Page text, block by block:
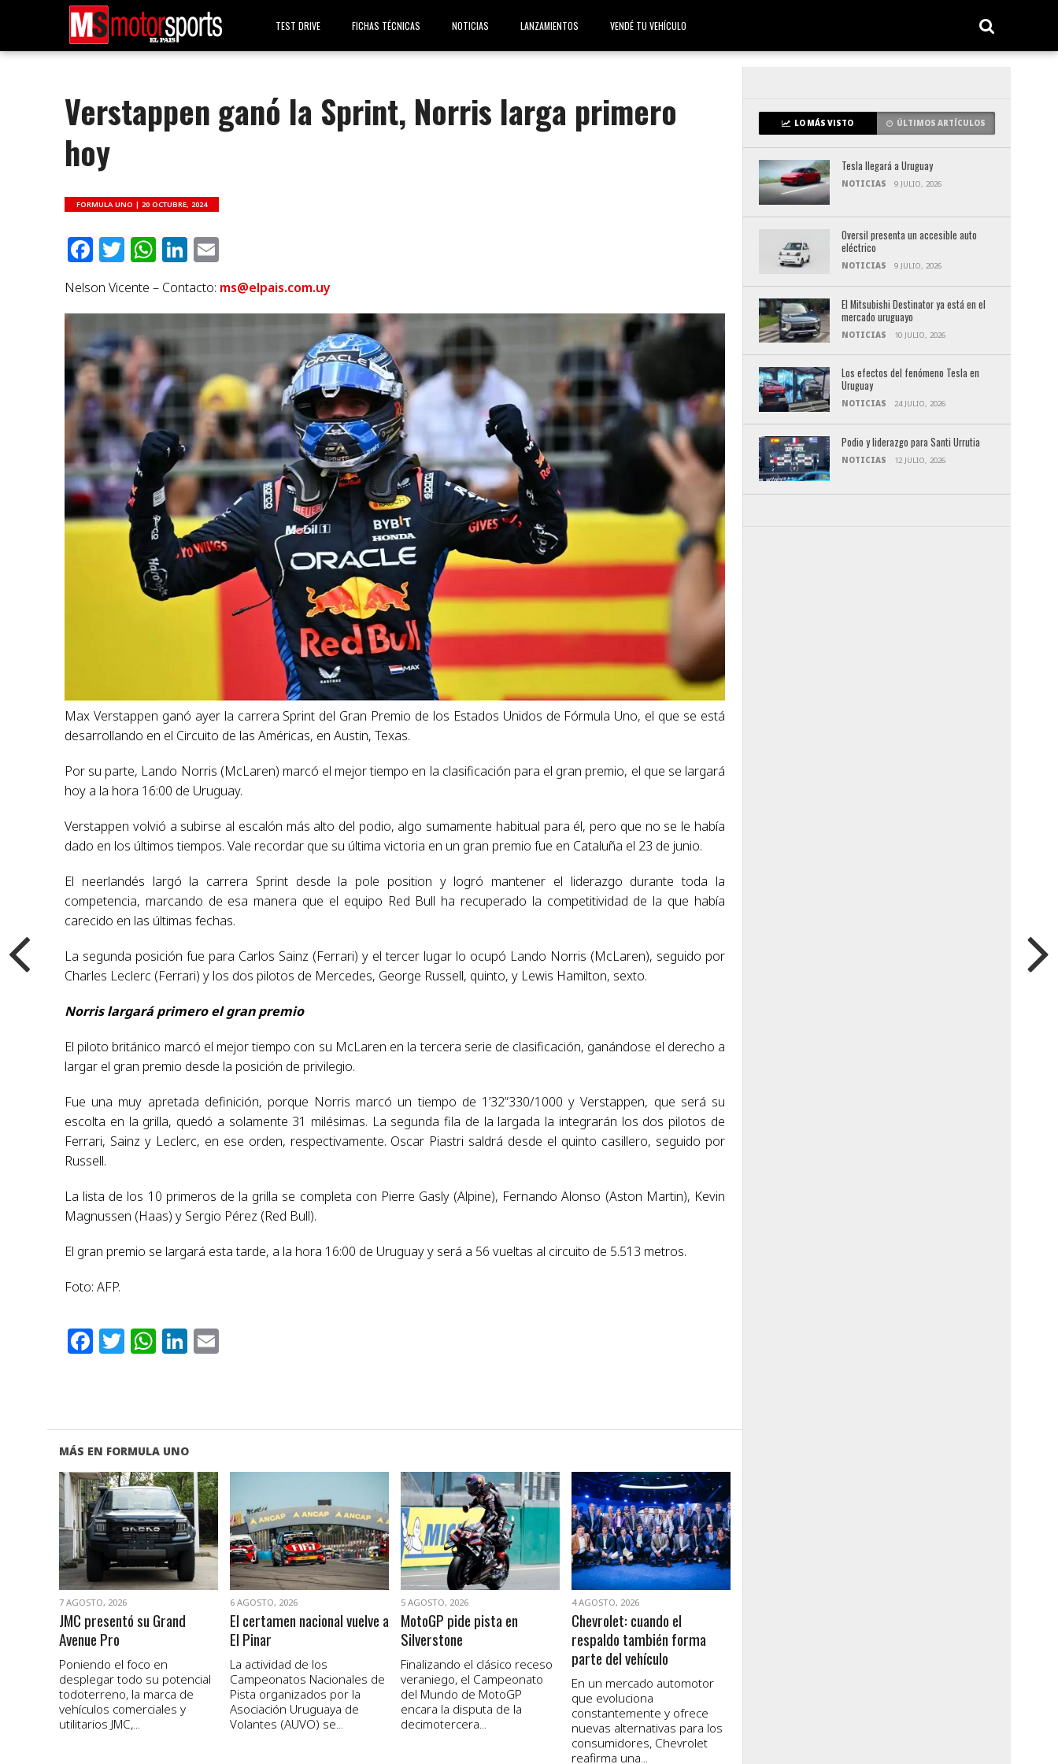
TEST DRIVE FICHAS TÉCNICAS NOTICIAS LANZAMIENTOS VENDÉ TU VEHÍCULO
Verstappen ganó la Sprint, Norris larga primero
hoy
FORMULA UNO |20 OCTUBRE, 2024
Facebook
Twitter
WhatsApp
LinkedIn
Nelson Vicente – Contacto: ms@elpais.com.uy
Max Verstappen ganó ayer la carrera Sprint del Gran Premio de los Estados Unidos de Fórmula Uno, el que se está
desarrollando en el Circuito de las Américas, en Austin, Texas.
Por su parte, Lando Norris (McLaren) marcó el mejor tiempo en la clasificación para el gran premio, el que se largará
hoy a la hora 16:00 de Uruguay.
Verstappen volvió a subirse al escalón más alto del podio, algo sumamente habitual para él, pero que no se le había
dado en los últimos tiempos. Vale recordar que su última victoria en un gran premio fue en Cataluña el 23 de junio.
El neerlandés largó la carrera Sprint desde la pole position y logró mantener el liderazgo durante toda la
competencia, marcando de esa manera que el equipo Red Bull ha recuperado la competitividad de la que había
carecido en las últimas fechas.
La segunda posición fue para Carlos Sainz (Ferrari) y el tercer lugar lo ocupó Lando Norris (McLaren), seguido por
Charles Leclerc (Ferrari) y los dos pilotos de Mercedes, George Russell, quinto, y Lewis Hamilton, sexto.
Norris largará primero el gran premio
El piloto británico marcó el mejor tiempo con su McLaren en la tercera serie de clasificación, ganándose el derecho a
largar el gran premio desde la posición de privilegio.
Fue una muy apretada definición, porque Norris marcó un tiempo de 1’32”330/1000 y Verstappen, que será su
escolta en la grilla, quedó a solamente 31 milésimas. La segunda fila de la largada la integrarán los dos pilotos de
Ferrari, Sainz y Leclerc, en ese orden, respectivamente. Oscar Piastri saldrá desde el quinto casillero, seguido por
Russell.
La lista de los 10 primeros de la grilla se completa con Pierre Gasly (Alpine), Fernando Alonso (Aston Martin), Kevin
Magnussen (Haas) y Sergio Pérez (Red Bull).
El gran premio se largará esta tarde, a la hora 16:00 de Uruguay y será a 56 vueltas al circuito de 5.513 metros.
Foto: AFP.
Facebook
Twitter
WhatsApp
LinkedIn
MÁS EN FORMULA UNO
VER NOTA
7 AGOSTO, 2026
JMC presentó su Grand
Avenue Pro
Poniendo el foco en
desplegar todo su potencial
todoterreno, la marca de
vehículos comerciales y
utilitarios JMC,...
VER NOTA
6 AGOSTO, 2026
El certamen nacional vuelve a
El Pinar
La actividad de los
Campeonatos Nacionales de
Pista organizados por la
Asociación Uruguaya de
Volantes (AUVO) se...
VER NOTA
5 AGOSTO, 2026
MotoGP pide pista en
Silverstone
Finalizando el clásico receso
veraniego, el Campeonato
del Mundo de MotoGP
encara la disputa de la
decimotercera...
VER NOTA
4 AGOSTO, 2026
Chevrolet: cuando el
respaldo también forma
parte del vehículo
En un mercado automotor
que evoluciona
constantemente y ofrece
nuevas alternativas para los
consumidores, Chevrolet
reafirma una...
LO MÁS VISTO ÚLTIMOS ARTÍCULOS
Tesla llegará a Uruguay
NOTICIAS 9 JULIO, 2026
Oversil presenta un accesible auto
eléctrico
NOTICIAS 9 JULIO, 2026
El Mitsubishi Destinator ya está en el
mercado uruguayo
NOTICIAS 10 JULIO, 2026
Los efectos del fenómeno Tesla en
Uruguay
NOTICIAS 24 JULIO, 2026
Podio y liderazgo para Santi Urrutia
NOTICIAS 12 JULIO, 2026